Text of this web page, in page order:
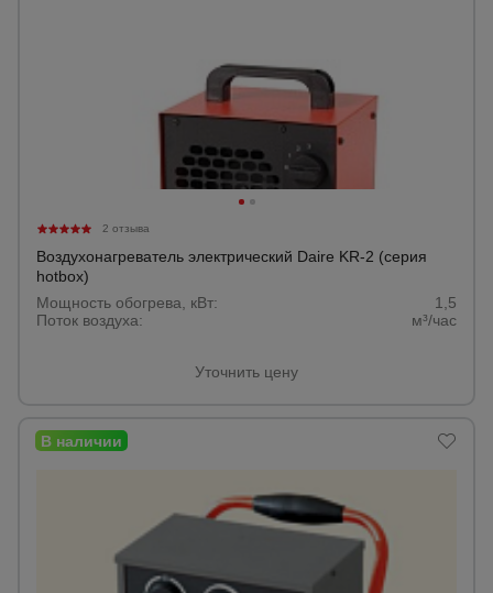
2 отзыва
Воздухонагреватель электрический Daire KR-2 (серия
hotbox)
Мощность обогрева, кВт:
1,5
Поток воздуха:
м³/час
Уточнить цену
Грузоподъемное
Вибротехника
для
строительства
товаров